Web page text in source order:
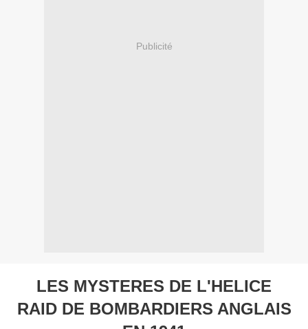
Publicité
LES MYSTERES DE L'HELICE
RAID DE BOMBARDIERS ANGLAIS